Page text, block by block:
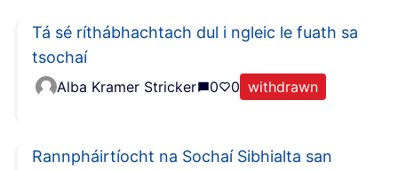
Tá sé ríthábhachtach dul i ngleic le fuath sa
tsochaí
Alba Kramer Stricker 0 0 withdrawn
Rannpháirtíocht na Sochaí Sibhialta san